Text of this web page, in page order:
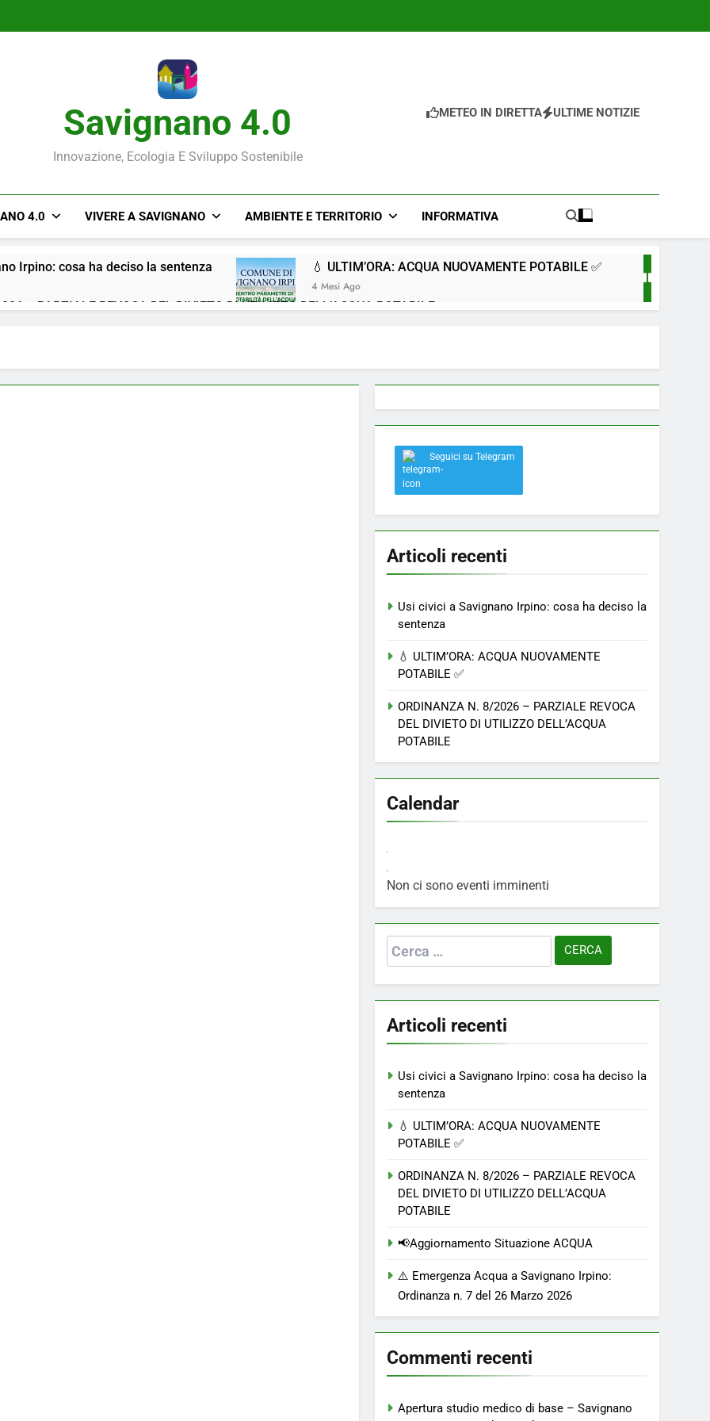
Savignano 4.0
Innovazione, Ecologia E Sviluppo Sostenibile
METEO IN DIRETTA ULTIME NOTIZIE
4.0 VIVERE A SAVIGNANO AMBIENTE E TERRITORIO INFORMATIVA
Irpino: cosa ha deciso la sentenza 💧 ULTIM’ORA: ACQUA NUOVAMENTE POTABILE ✅
4 Mesi Ago
– PARZIALE REVOCA DEL DIVIETO DI UTILIZZO DELL’ACQUA POTABILE
a Savignano Irpino: Ordinanza n. 7 del 26 Marzo 2026
Postamat chiuso di notte a Savignano: misura anti-rapina fino alle 8:30
rinnova: scopri la nuova grafica del blog dedicato al futuro del nostro paese
Seguici su Telegram
Articoli recenti
Usi civici a Savignano Irpino: cosa ha deciso la
sentenza
💧 ULTIM’ORA: ACQUA NUOVAMENTE
POTABILE ✅
ORDINANZA N. 8/2026 – PARZIALE REVOCA
DEL DIVIETO DI UTILIZZO DELL’ACQUA
POTABILE
Calendar
Non ci sono eventi imminenti
Ricerca
per:
Articoli recenti
Usi civici a Savignano Irpino: cosa ha deciso la
sentenza
💧 ULTIM’ORA: ACQUA NUOVAMENTE
POTABILE ✅
ORDINANZA N. 8/2026 – PARZIALE REVOCA
DEL DIVIETO DI UTILIZZO DELL’ACQUA
POTABILE
📢Aggiornamento Situazione ACQUA
⚠️ Emergenza Acqua a Savignano Irpino:
Ordinanza n. 7 del 26 Marzo 2026
Commenti recenti
Apertura studio medico di base – Savignano